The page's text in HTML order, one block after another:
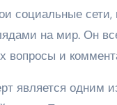
социальные
на мир. Он
вопросы и
является одним